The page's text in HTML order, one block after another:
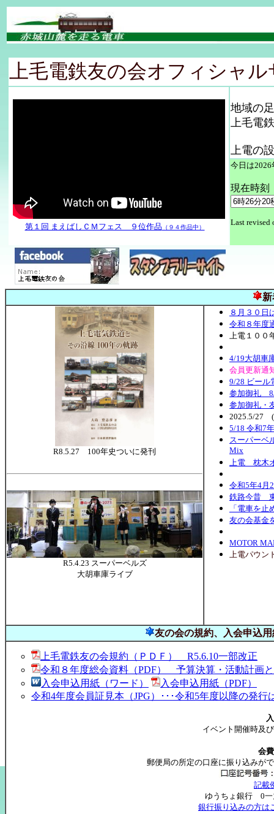
上毛電鉄友の会オフィシャ
第１回 まえばしＣＭフェス ９位作品 （９４作品中）
地域の
上毛電
上電の
今日は2026
現在時刻
Last
R8.5.27 100年史ついに発刊
R5.4.23 スーパーベルズ
大胡車庫ライブ
８月３０日
令和８年度
上電１００
4/19大胡車
会員更新通
9/28 ビール
参加御礼 8/
参加御礼・
2025.5/27 (
5/18 令和7
スーパーベ
Mix
上電 枕木
令和5年4月
鉄路今昔
「電車を止
友の会基金
MOTOR
上電パウン
友の会の規約、入会申込
上毛電鉄友の会規約（ＰＤＦ） R5.6.10一部改正
令和８年度総会資料（PDF） 予算決算・活動計画
入会申込用紙（ワード）
入会申込用紙（PDF）
令和4年度会員証見本（JPG）･･･令和5年度以降の発行
イベント開催時及
会
郵便局の所定の口座に振り込みが
記載
ゆうちょ銀行 0
銀行振り込みの方は